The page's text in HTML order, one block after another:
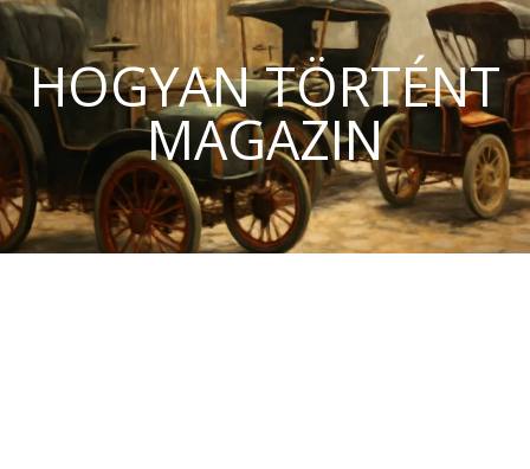
HOGYAN TÖRTÉNT
MAGAZIN